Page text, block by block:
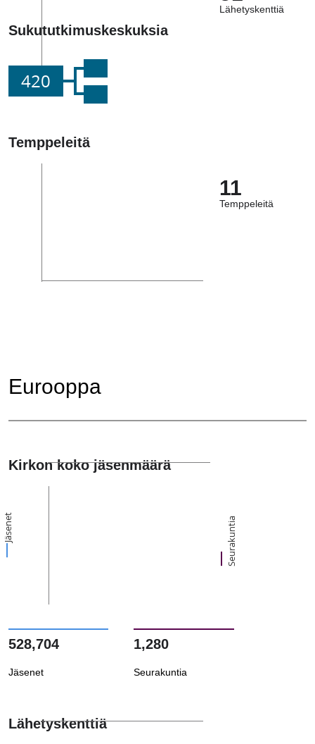
Lähetyskenttiä
Sukututkimuskeskuksia
420
Temppeleitä
11
Temppeleitä
Eurooppa
Kirkon koko jäsenmäärä
Jäsenet Seurakuntia
528,704
Jäsenet
1,280
Seurakuntia
Lähetyskenttiä